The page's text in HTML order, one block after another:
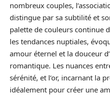
nombreux couples,
distingue par sa subtilité et
palette de couleurs continue
les tendances nuptiales,
amour éternel et la douceur
romantique. Les nuances
sérénité, et l’or, incarnant la
idéalement pour créer une